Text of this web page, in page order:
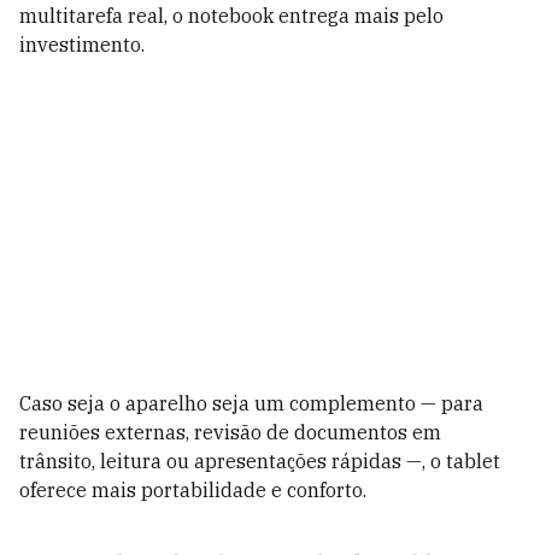
multitarefa real, o notebook entrega mais pelo
investimento.
Caso seja o aparelho seja um complemento — para
reuniões externas, revisão de documentos em
trânsito, leitura ou apresentações rápidas —, o tablet
oferece mais portabilidade e conforto.